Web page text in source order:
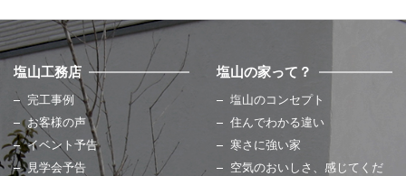
塩山工務店
完工事例
お客様の声
イベント予告
見学会予告
塩山の家って？
塩山のコンセプト
住んでわかる違い
寒さに強い家
空気のおいしさ、感じてくだ